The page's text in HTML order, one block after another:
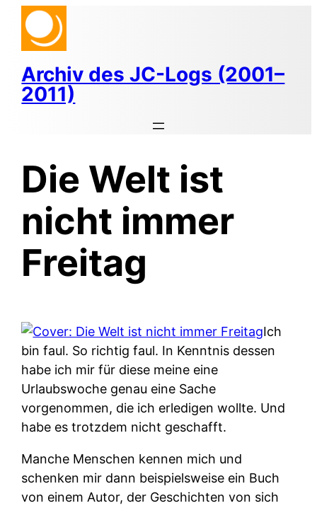
Zum
Inhalt
springen
Archiv des JC-Logs (2001–
2011)
Die Welt ist
nicht immer
Freitag
Ich
bin faul. So richtig faul. In Kenntnis dessen
habe ich mir für diese meine eine
Urlaubswoche genau eine Sache
vorgenommen, die ich erledigen wollte. Und
habe es trotzdem nicht geschafft.
Manche Menschen kennen mich und
schenken mir dann beispielsweise ein Buch
von einem Autor, der Geschichten von sich